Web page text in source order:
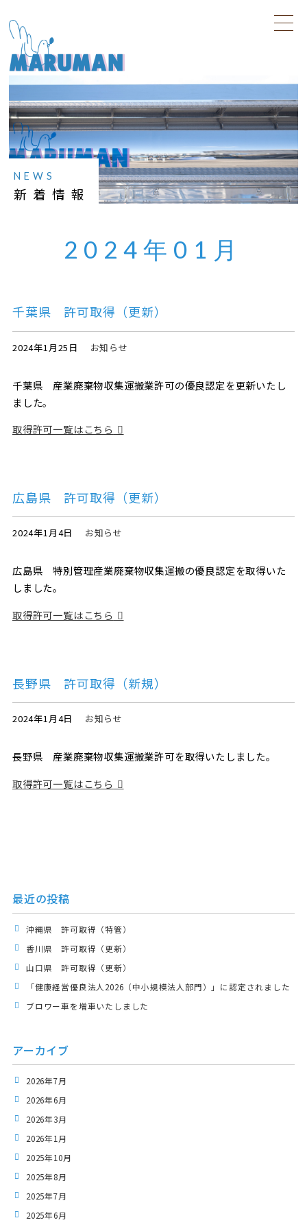
NEWS
新着情報
2024年01月
千葉県 許可取得（更新）
2024年1月25日 お知らせ
千葉県 産業廃棄物収集運搬業許可の優良認定を更新いたし
ました。
取得許可一覧はこちら
広島県 許可取得（更新）
2024年1月4日 お知らせ
広島県 特別管理産業廃棄物収集運搬の優良認定を取得いた
しました。
取得許可一覧はこちら
長野県 許可取得（新規）
2024年1月4日 お知らせ
長野県 産業廃棄物収集運搬業許可を取得いたしました。
取得許可一覧はこちら
最近の投稿
沖縄県 許可取得（特管）
香川県 許可取得（更新）
山口県 許可取得（更新）
「健康経営優良法人2026（中小規模法人部門）」に認定されました
ブロワー車を増車いたしました
アーカイブ
2026年7月
2026年6月
2026年3月
2026年1月
2025年10月
2025年8月
2025年7月
2025年6月